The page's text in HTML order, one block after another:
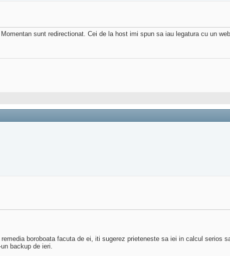
sunt redirectionat. Cei de la host imi spun sa iau legatura cu un
boroboata facuta de ei, iti sugerez prieteneste sa iei in calcul serios
backup de ieri.